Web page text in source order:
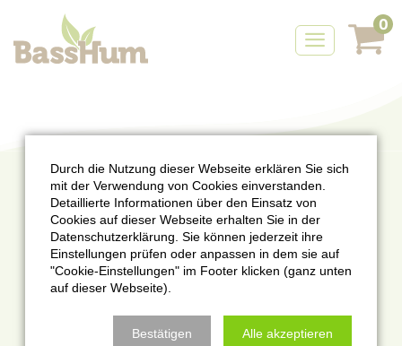
0
Navigation
überspringen
Impressum
Datenschutz
Cookie-Einstellungen
Barrierefreiheit
Durch die Nutzung dieser Webseite erklären Sie sich
mit der Verwendung von Cookies einverstanden.
Detaillierte Informationen über den Einsatz von
Cookies auf dieser Webseite erhalten Sie in der
Datenschutzerklärung. Sie können jederzeit ihre
Einstellungen prüfen oder anpassen in dem sie auf
"Cookie-Einstellungen" im Footer klicken (ganz unten
auf dieser Webseite).
Bestätigen Alle akzeptieren